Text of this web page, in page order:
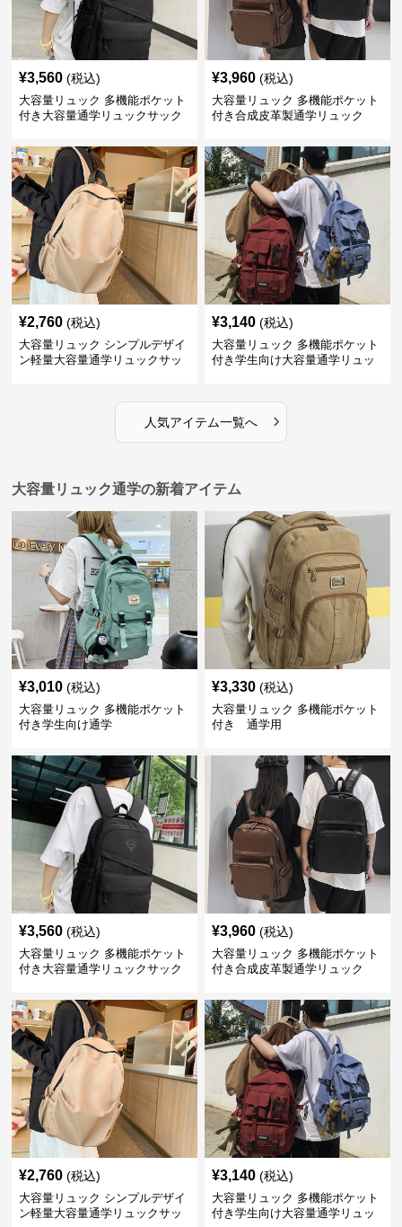
¥3,560 (税込)
大容量リュック 多機能ポケット
付き大容量通学リュックサック
¥3,960 (税込)
大容量リュック 多機能ポケット
付き合成皮革製通学リュック
¥2,760 (税込)
大容量リュック シンプルデザイ
ン軽量大容量通学リュックサッ
¥3,140 (税込)
大容量リュック 多機能ポケット
付き学生向け大容量通学リュッ
人気アイテム一覧へ ›
大容量リュック通学の新着アイテム
¥3,010 (税込)
大容量リュック 多機能ポケット
付き学生向け通学
¥3,330 (税込)
大容量リュック 多機能ポケット
付き 通学用
¥3,560 (税込)
大容量リュック 多機能ポケット
付き大容量通学リュックサック
¥3,960 (税込)
大容量リュック 多機能ポケット
付き合成皮革製通学リュック
¥2,760 (税込)
大容量リュック シンプルデザイ
ン軽量大容量通学リュックサッ
¥3,140 (税込)
大容量リュック 多機能ポケット
付き学生向け大容量通学リュッ